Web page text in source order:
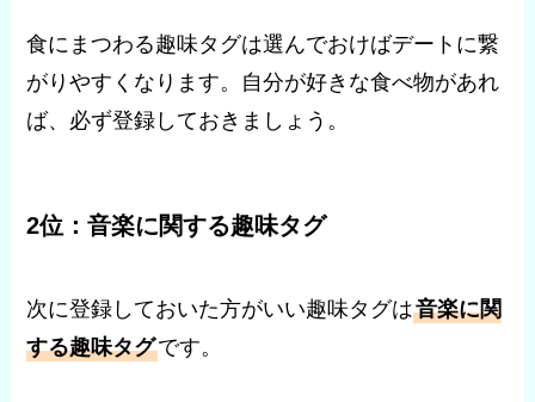
食にまつわる趣味タグは選んでおけばデートに繋
がりやすくなります。自分が好きな食べ物があれ
ば、必ず登録しておきましょう。
2位：音楽に関する趣味タグ
次に登録しておいた方がいい趣味タグは音楽に関
する趣味タグです。